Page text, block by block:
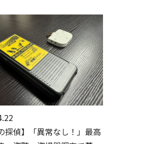
探偵】「異常なし！」最高